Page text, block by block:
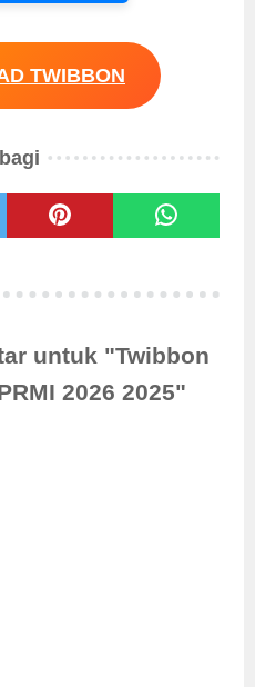
TWIBBON
untuk "Twibbon
2026 2025"